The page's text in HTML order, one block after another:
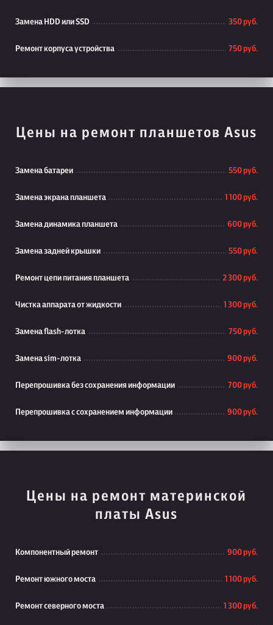
Замена HDD или SSD 350 руб.
Ремонт корпуса устройства 750 руб.
Цены на ремонт планшетов Asus
Замена батареи 550 руб.
Замена экрана планшета 1 100 руб.
Замена динамика планшета 600 руб.
Замена задней крышки 550 руб.
Ремонт цепи питания планшета 2 300 руб.
Чистка аппарата от жидкости 1 300 руб.
Замена flash-лотка 750 руб.
Замена sim-лотка 900 руб.
Перепрошивка без сохранения информации 700 руб.
Перепрошивка с сохранением информации 900 руб.
Цены на ремонт материнской
платы Asus
Компонентный ремонт 900 руб.
Ремонт южного моста 1 100 руб.
Ремонт северного моста 1 300 руб.